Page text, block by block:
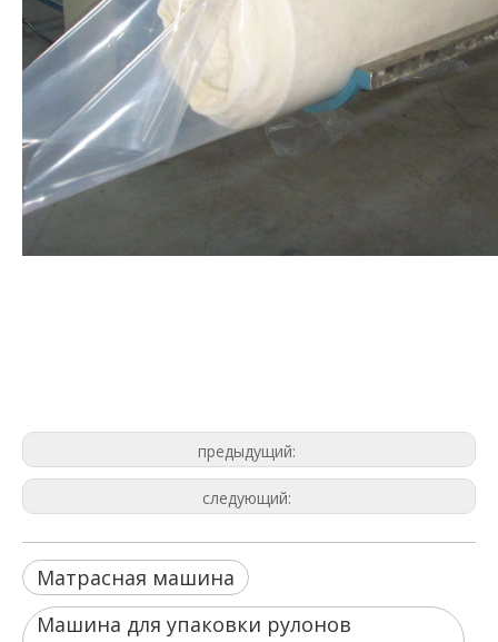
предыдущий:
следующий:
Матрасная машина
Машина для упаковки рулонов